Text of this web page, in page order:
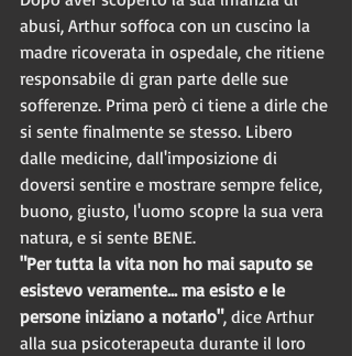
abusi, Arthur soffoca con un cuscino la
madre ricoverata in ospedale, che ritiene
responsabile di gran parte delle sue
sofferenze. Prima però ci tiene a dirle che
si sente finalmente se stesso. Libero
dalle medicine, dall'imposizione di
doversi sentire e mostrare sempre felice,
buono, giusto, l'uomo scopre la sua vera
natura, e si sente BENE.
"Per tutta la vita non ho mai saputo se
esistevo veramente... ma esisto e le
persone iniziano a notarlo", dice Arthur
alla sua psicoterapeuta durante il loro